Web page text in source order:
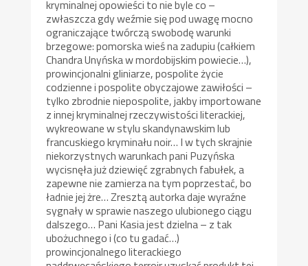
kryminalnej opowieści to nie byle co –
zwłaszcza gdy weźmie się pod uwagę mocno
ograniczające twórczą swobodę warunki
brzegowe: pomorska wieś na zadupiu (całkiem
Chandra Unyńska w mordobijskim powiecie…),
prowincjonalni gliniarze, pospolite życie
codzienne i pospolite obyczajowe zawiłości –
tylko zbrodnie niepospolite, jakby importowane
z innej kryminalnej rzeczywistości literackiej,
wykreowane w stylu skandynawskim lub
francuskiego kryminału noir… I w tych skrajnie
niekorzystnych warunkach pani Puzyńska
wycisnęła już dziewięć zgrabnych fabułek, a
zapewne nie zamierza na tym poprzestać, bo
ładnie jej żre… Zresztą autorka daje wyraźne
sygnały w sprawie naszego ulubionego ciągu
dalszego… Pani Kasia jest dzielna – z tak
ubożuchnego i (co tu gadać…)
prowincjonalnego literackiego